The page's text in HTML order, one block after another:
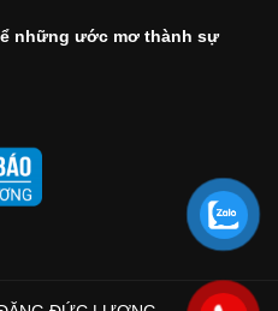
những ước mơ thành sự